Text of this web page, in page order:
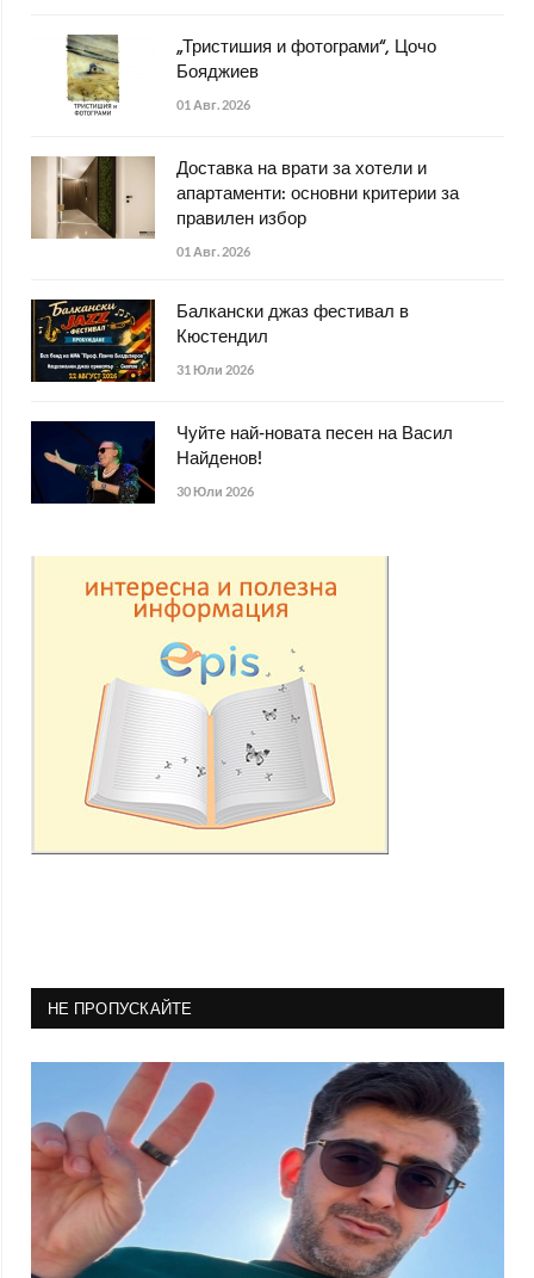
„Тристишия и фотограми“, Цочо
Бояджиев
01 Авг. 2026
Доставка на врати за хотели и
апартаменти: основни критерии за
правилен избор
01 Авг. 2026
Балкански джаз фестивал в
Кюстендил
31 Юли 2026
Чуйте най-новата песен на Васил
Найденов!
30 Юли 2026
НЕ ПРОПУСКАЙТЕ